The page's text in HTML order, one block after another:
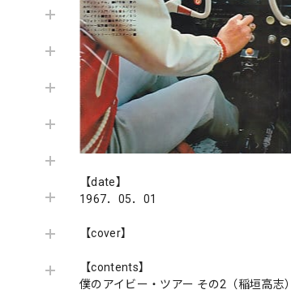
【date】
1967．05．01
【cover】
【contents】
僕のアイビー・ツアー その2（稲垣高志）